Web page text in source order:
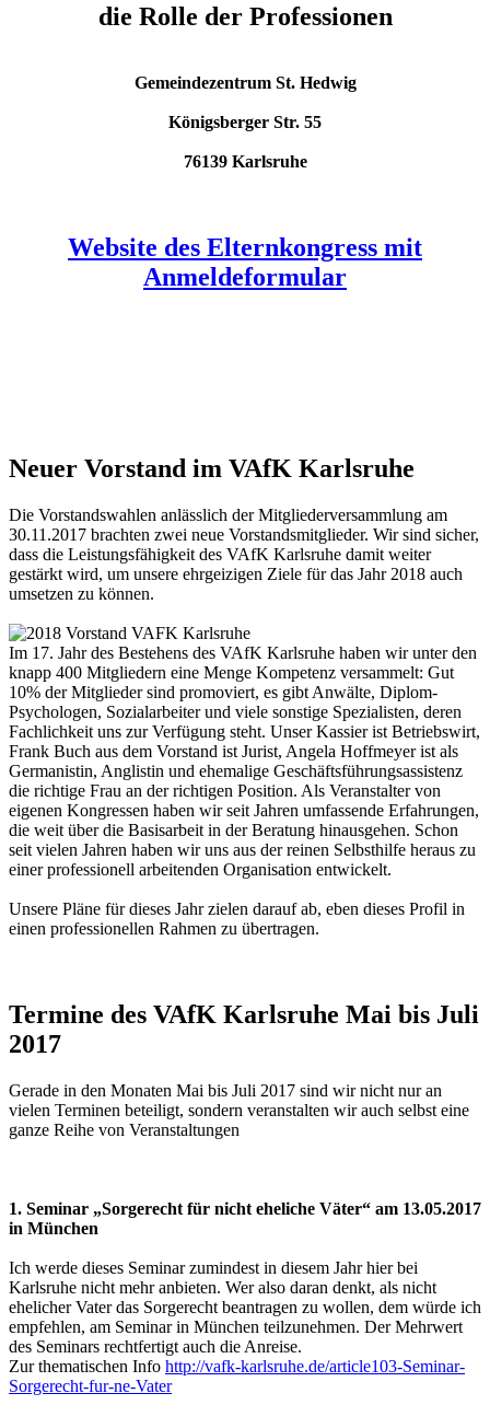
die Rolle der Professionen
Gemeindezentrum St. Hedwig
Königsberger Str. 55
76139 Karlsruhe
Website des Elternkongress mit
Anmeldeformular
Neuer Vorstand im VAfK Karlsruhe
Die Vorstandswahlen anlässlich der Mitgliederversammlung am
30.11.2017 brachten zwei neue Vorstandsmitglieder. Wir sind sicher,
dass die Leistungsfähigkeit des VAfK Karlsruhe damit weiter
gestärkt wird, um unsere ehrgeizigen Ziele für das Jahr 2018 auch
umsetzen zu können.
Im 17. Jahr des Bestehens des VAfK Karlsruhe haben wir unter den
knapp 400 Mitgliedern eine Menge Kompetenz versammelt: Gut
10% der Mitglieder sind promoviert, es gibt Anwälte, Diplom-
Psychologen, Sozialarbeiter und viele sonstige Spezialisten, deren
Fachlichkeit uns zur Verfügung steht. Unser Kassier ist Betriebswirt,
Frank Buch aus dem Vorstand ist Jurist, Angela Hoffmeyer ist als
Germanistin, Anglistin und ehemalige Geschäftsführungsassistenz
die richtige Frau an der richtigen Position. Als Veranstalter von
eigenen Kongressen haben wir seit Jahren umfassende Erfahrungen,
die weit über die Basisarbeit in der Beratung hinausgehen. Schon
seit vielen Jahren haben wir uns aus der reinen Selbsthilfe heraus zu
einer professionell arbeitenden Organisation entwickelt.
Unsere Pläne für dieses Jahr zielen darauf ab, eben dieses Profil in
einen professionellen Rahmen zu übertragen.
Termine des VAfK Karlsruhe Mai bis Juli
2017
Gerade in den Monaten Mai bis Juli 2017 sind wir nicht nur an
vielen Terminen beteiligt, sondern veranstalten wir auch selbst eine
ganze Reihe von Veranstaltungen
1. Seminar „Sorgerecht für nicht eheliche Väter“ am 13.05.2017
in München
Ich werde dieses Seminar zumindest in diesem Jahr hier bei
Karlsruhe nicht mehr anbieten. Wer also daran denkt, als nicht
ehelicher Vater das Sorgerecht beantragen zu wollen, dem würde ich
empfehlen, am Seminar in München teilzunehmen. Der Mehrwert
des Seminars rechtfertigt auch die Anreise.
Zur thematischen Info http://vafk-karlsruhe.de/article103-Seminar-
Sorgerecht-fur-ne-Vater